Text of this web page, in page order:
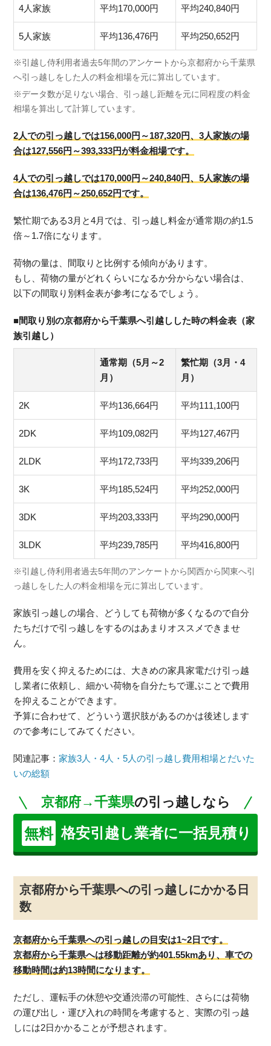
4人家族 平均170,000円 平均240,840円
5人家族 平均136,476円 平均250,652円
※引越し侍利用者過去5年間のアンケートから京都府から千葉県
へ引っ越しをした人の料金相場を元に算出しています。
※データ数が足りない場合、引っ越し距離を元に同程度の料金
相場を算出して計算しています。
2人での引っ越しでは156,000円～187,320円、3人家族の場
合は127,556円～393,333円が料金相場です。
4人での引っ越しでは170,000円～240,840円、5人家族の場
合は136,476円～250,652円です。
繁忙期である3月と4月では、引っ越し料金が通常期の約1.5
倍～1.7倍になります。
荷物の量は、間取りと比例する傾向があります。
もし、荷物の量がどれくらいになるか分からない場合は、
以下の間取り別料金表が参考になるでしょう。
■間取り別の京都府から千葉県へ引越しした時の料金表（家
族引越し）
通常期（5月～2
月）
繁忙期（3月・4
月）
2K 平均136,664円 平均111,100円
2DK 平均109,082円 平均127,467円
2LDK 平均172,733円 平均339,206円
3K 平均185,524円 平均252,000円
3DK 平均203,333円 平均290,000円
3LDK 平均239,785円 平均416,800円
※引越し侍利用者過去5年間のアンケートから関西から関東へ引
っ越しをした人の料金相場を元に算出しています。
家族引っ越しの場合、どうしても荷物が多くなるので自分
たちだけで引っ越しをするのはあまりオススメできませ
ん。
費用を安く抑えるためには、大きめの家具家電だけ引っ越
し業者に依頼し、細かい荷物を自分たちで運ぶことで費用
を抑えることができます。
予算に合わせて、どういう選択肢があるのかは後述します
ので参考にしてみてください。
関連記事：家族3人・4人・5人の引っ越し費用相場とだいた
いの総額
京都府→千葉県の引っ越しなら
無料 格安引越し業者に一括見積り
京都府から千葉県への引っ越しにかかる日
数
京都府から千葉県への引っ越しの目安は1~2日です。
京都府から千葉県へは移動距離が約401.55kmあり、車での
移動時間は約13時間になります。
ただし、運転手の休憩や交通渋滞の可能性、さらには荷物
の運び出し・運び入れの時間を考慮すると、実際の引っ越
しには2日かかることが予想されます。